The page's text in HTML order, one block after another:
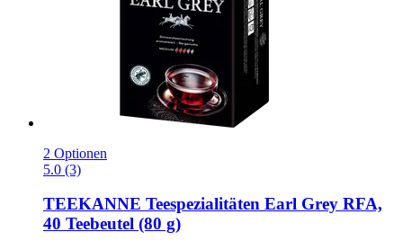
2 Optionen
5.0 (3)
TEEKANNE Teespezialitäten Earl Grey RFA,
40 Teebeutel (80 g)